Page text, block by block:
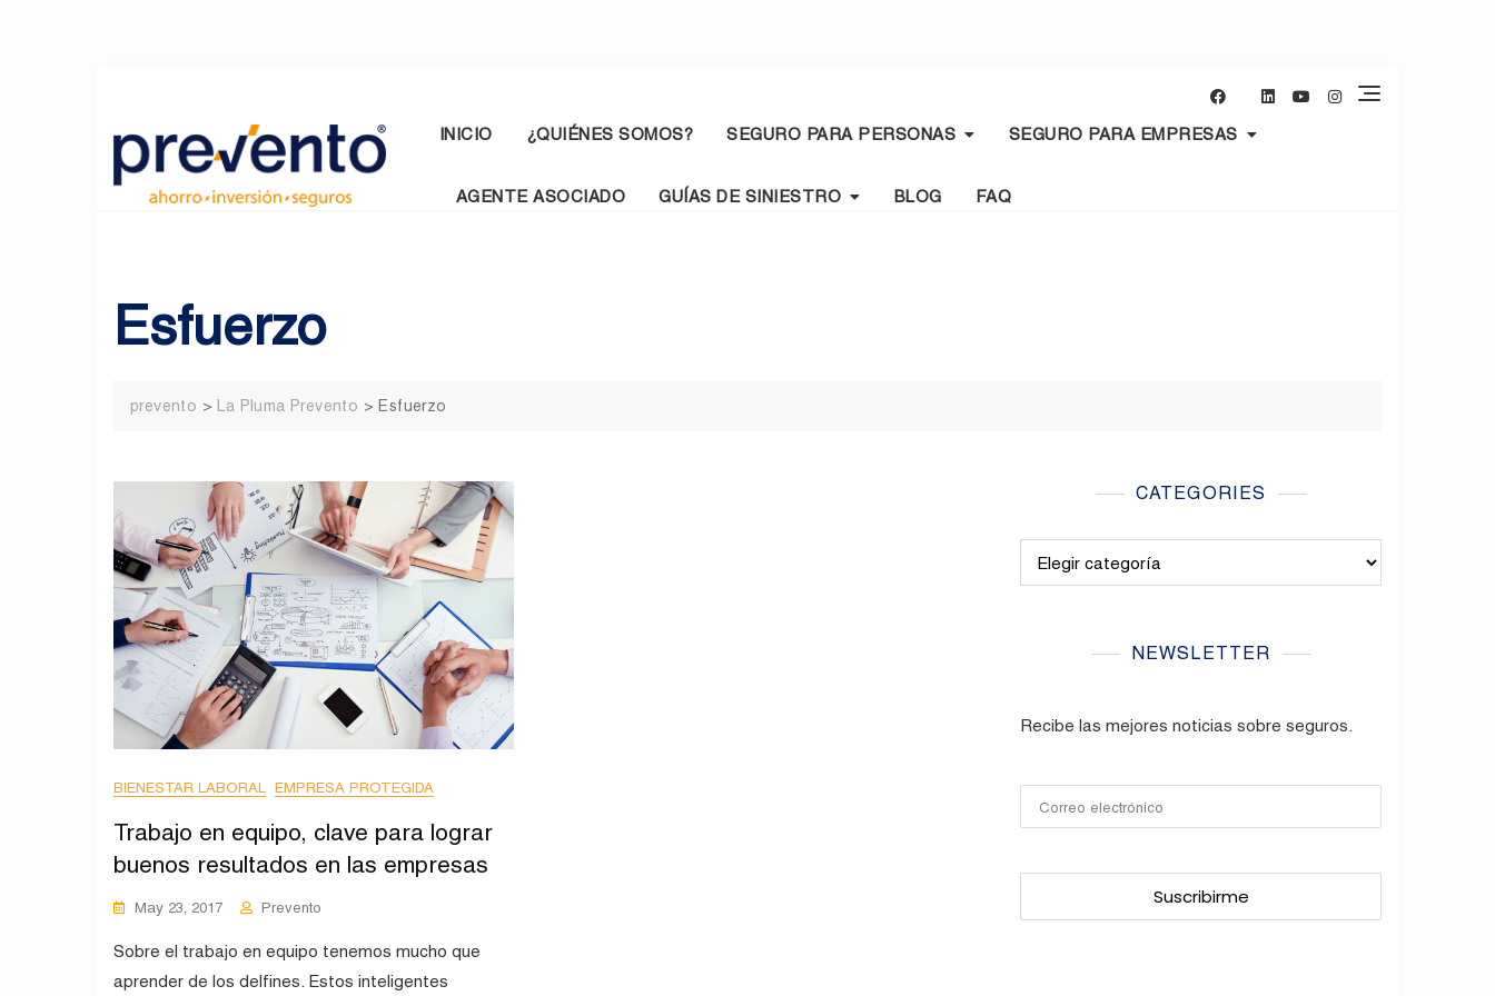
content
INICIO ¿QUIÉNES SOMOS? SEGURO PARA PERSONAS SEGURO PARA EMPRESAS
AGENTE ASOCIADO GUÍAS DE SINIESTRO BLOG FAQ
Esfuerzo
prevento > La Pluma Prevento > Esfuerzo
BIENESTAR LABORAL EMPRESA PROTEGIDA
Trabajo en equipo, clave para lograr
buenos resultados en las empresas
May 23, 2017 Prevento
Sobre el trabajo en equipo tenemos mucho que
aprender de los delfines. Estos inteligentes
CATEGORIES
NEWSLETTER
Recibe las mejores noticias sobre seguros.